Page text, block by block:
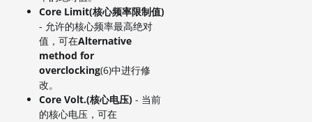
Core Limit(核心频率限制值)
- 允许的核心频率最高绝对
值，可在Alternative
method for
overclocking(6)中进行修
改。
Core Volt.(核心电压) - 当前
的核心电压，可在